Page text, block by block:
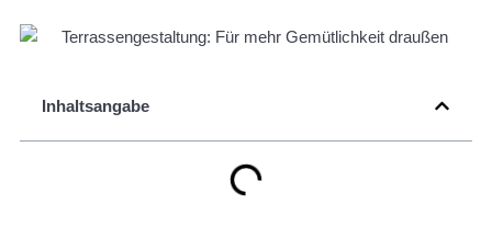
Inhaltsangabe